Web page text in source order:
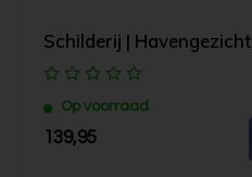
Schilderij | Havengezicht
Op voorraad
139,95